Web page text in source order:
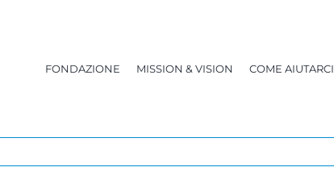
FONDAZIONE MISSION & VISION COME AIUTARCI